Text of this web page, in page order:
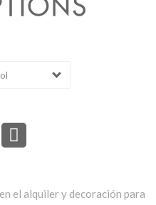
el alquiler y decoración para